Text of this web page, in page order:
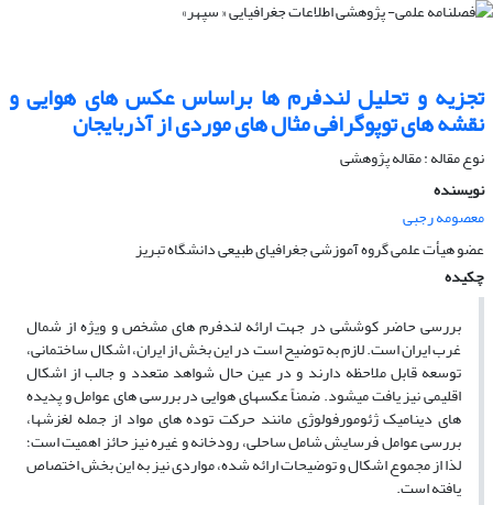
تجزیه و تحلیل لندفرم ‏ها براساس عکس هاى هوایى و
نقشه ‏هاى توپوگرافى مثال هاى موردى از آذربایجان
نوع مقاله : مقاله پژوهشی
نویسنده
معصومه رجبی
عضو هیأت علمى گروه آموزشى جغرافیاى طبیعى دانشگاه تبریز
چکیده
بررسى حاضر کوششى در جهت ارائه لندفرم هاى مشخص و ویژه از شمال
غرب ایران است. لازم به توضیح است در این بخش از ایران، اشکال ساختمانى،
توسعه قابل ملاحظه دارند و در عین حال شواهد متعدد و جالب از اشکال
اقلیمى نیز یافت مى‏شود. ضمناً عکسهاى هوایى در بررسی هاى عوامل و پدیده‏
هاى دینامیک ژئومورفولوژى مانند حرکت توده‏ هاى مواد از جمله لغزشها،
بررسى عوامل فرسایش شامل ساحلى، رودخانه و غیره نیز حائز اهمیت است؛
لذا از مجموع اشکال و توضیحات ارائه شده، مواردى نیز به این بخش اختصاص
یافته است.